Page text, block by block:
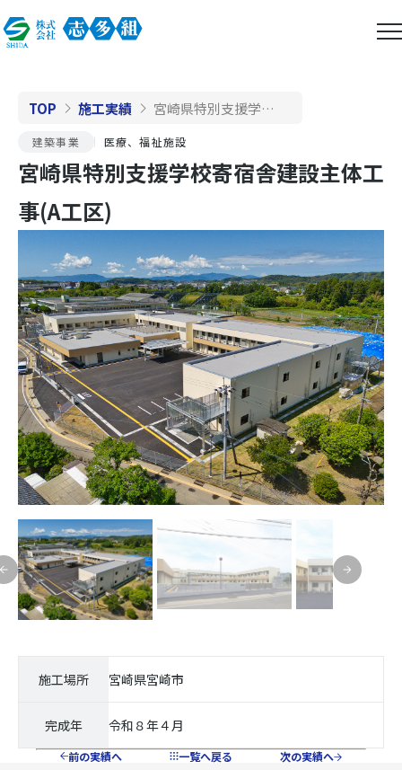
TOP 施工実績 宮崎県特別支援学校寄宿舎建設主体工事(A工区)
建築事業 医療、福祉施設
宮崎県特別支援学校寄宿舎建設主体工
事(A工区)
施工場所 宮崎県宮崎市
完成年 令和８年４月
前の実績へ 一覧へ戻る 次の実績へ